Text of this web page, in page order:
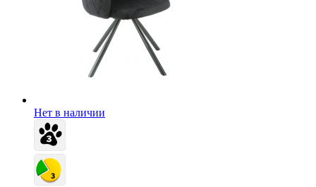
Нет в наличии